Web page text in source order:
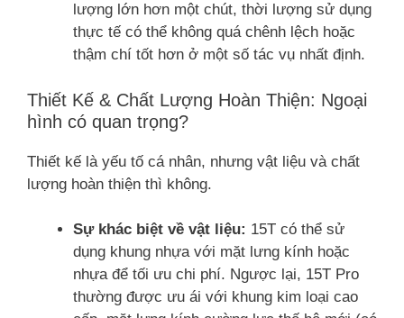
lượng lớn hơn một chút, thời lượng sử dụng
thực tế có thể không quá chênh lệch hoặc
thậm chí tốt hơn ở một số tác vụ nhất định.
Thiết Kế & Chất Lượng Hoàn Thiện: Ngoại
hình có quan trọng?
Thiết kế là yếu tố cá nhân, nhưng vật liệu và chất
lượng hoàn thiện thì không.
Sự khác biệt về vật liệu: 15T có thể sử
dụng khung nhựa với mặt lưng kính hoặc
nhựa để tối ưu chi phí. Ngược lại, 15T Pro
thường được ưu ái với khung kim loại cao